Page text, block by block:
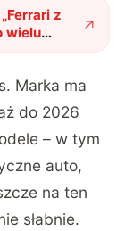
„Ferrari z
wielu
"?
Marka ma
do 2026
– w tym
auto,
na ten
słabnie.